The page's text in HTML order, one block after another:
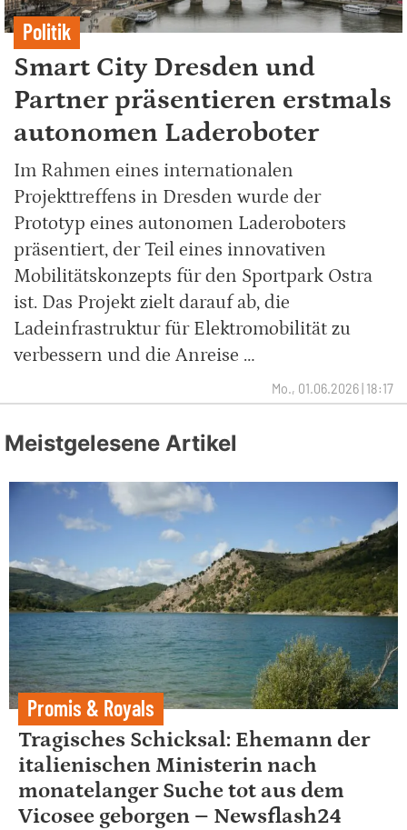
Politik
Smart City Dresden und
Partner präsentieren erstmals
autonomen Laderoboter
Im Rahmen eines internationalen
Projekttreffens in Dresden wurde der
Prototyp eines autonomen Laderoboters
präsentiert, der Teil eines innovativen
Mobilitätskonzepts für den Sportpark Ostra
ist. Das Projekt zielt darauf ab, die
Ladeinfrastruktur für Elektromobilität zu
verbessern und die Anreise …
Mo., 01.06.2026 | 18:17
Meistgelesene Artikel
Promis & Royals
Tragisches Schicksal: Ehemann der
italienischen Ministerin nach
monatelanger Suche tot aus dem
Vicosee geborgen – Newsflash24